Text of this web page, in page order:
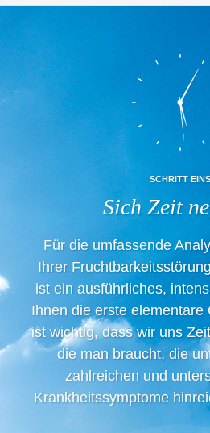
SCHRITT EINS
Sich Zeit
Für die umfassende
Ihrer
ist ein ausführliches,
Ihnen die erste elementare
ist wichtig, dass wir uns
die man braucht, die
zahlreichen und
Krankheitssymptome